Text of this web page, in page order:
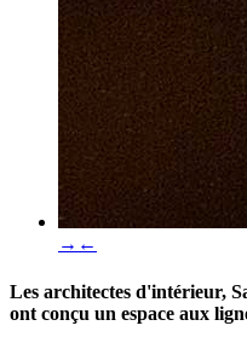
→ ←
Les architectes d'intérieur,
ont conçu un espace aux